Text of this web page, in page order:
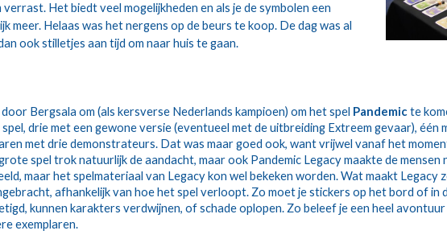
verrast. Het biedt veel mogelijkheden en als je de symbolen een
meer. Helaas was het nergens op de beurs te koop. De dag was al
ook stilletjes aan tijd om naar huis te gaan.
Bergsala om (als kersverse Nederlands kampioen) om het spel Pandemic te
drie met een gewone versie (eventueel met de uitbreiding Extreem gevaar), één
met drie demonstrateurs. Dat was maar goed ook, want vrijwel vanaf het
spel trok natuurlijk de aandacht, maar ook Pandemic Legacy maakte de mensen
maar het spelmateriaal van Legacy kon wel bekeken worden. Wat maakt Legacy
afhankelijk van hoe het spel verloopt. Zo moet je stickers op het bord of in
kunnen karakters verdwijnen, of schade oplopen. Zo beleef je een heel avontuur
exemplaren.